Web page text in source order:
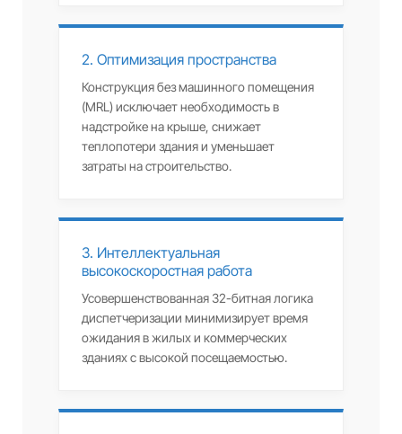
2. Оптимизация пространства
Конструкция без машинного помещения
(MRL) исключает необходимость в
надстройке на крыше, снижает
теплопотери здания и уменьшает
затраты на строительство.
3. Интеллектуальная
высокоскоростная работа
Усовершенствованная 32-битная логика
диспетчеризации минимизирует время
ожидания в жилых и коммерческих
зданиях с высокой посещаемостью.